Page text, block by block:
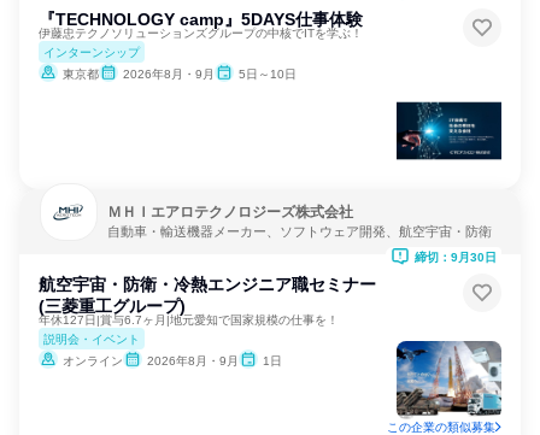
『TECHNOLOGY camp』5DAYS仕事体験
伊藤忠テクノソリューションズグループの中核でITを学ぶ！
インターンシップ
東京都
2026年8月・9月 5日～10日
ＭＨＩエアロテクノロジーズ株式会社
自動車・輸送機器メーカー、ソフトウェア開発、航空宇宙・防衛
航空宇宙・防衛・冷熱エンジニア職セミナー
(三菱重工グループ)
年休127日|賞与6.7ヶ月|地元愛知で国家規模の仕事を！
説明会・イベント
オンライン
2026年8月・9月 1日
締切：9月30日
この企業の類似募集